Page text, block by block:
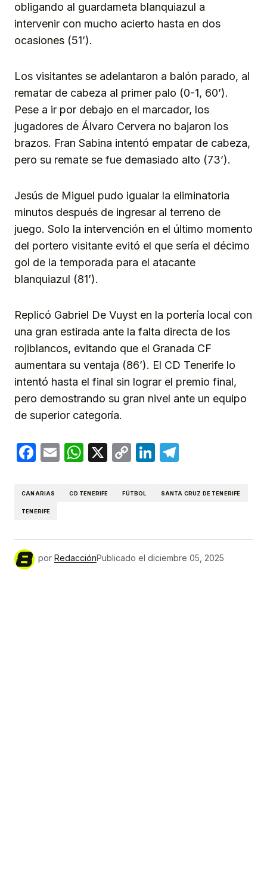
obligando al guardameta blanquiazul a
intervenir con mucho acierto hasta en dos
ocasiones (51’).
Los visitantes se adelantaron a balón parado, al
rematar de cabeza al primer palo (0-1, 60’).
Pese a ir por debajo en el marcador, los
jugadores de Álvaro Cervera no bajaron los
brazos. Fran Sabina intentó empatar de cabeza,
pero su remate se fue demasiado alto (73’).
Jesús de Miguel pudo igualar la eliminatoria
minutos después de ingresar al terreno de
juego. Solo la intervención en el último momento
del portero visitante evitó el que sería el décimo
gol de la temporada para el atacante
blanquiazul (81’).
Replicó Gabriel De Vuyst en la portería local con
una gran estirada ante la falta directa de los
rojiblancos, evitando que el Granada CF
aumentara su ventaja (86’). El CD Tenerife lo
intentó hasta el final sin lograr el premio final,
pero demostrando su gran nivel ante un equipo
de superior categoría.
Facebook
EmailWhatsApp
X
CopyLinkedIn
CANARIAS CD TENERIFE FÚTBOL SANTA CRUZ DE TENERIFE
TENERIFE
por RedacciónPublicado el diciembre 05, 2025